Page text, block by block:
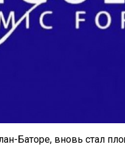
Баторе, вновь стал